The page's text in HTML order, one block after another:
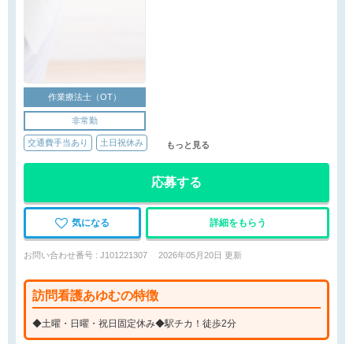
作業療法士（OT）
非常勤
交通費手当あり 土日祝休み もっと見る
応募する
気になる 詳細をもらう
お問い合わせ番号 : J101221307 2026年05月20日 更新
訪問看護あゆむの特徴
◆土曜・日曜・祝日固定休み◆駅チカ！徒歩2分